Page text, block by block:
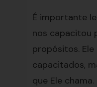
É importante
nos capacitou
propósitos.
capacitados,
que Ele